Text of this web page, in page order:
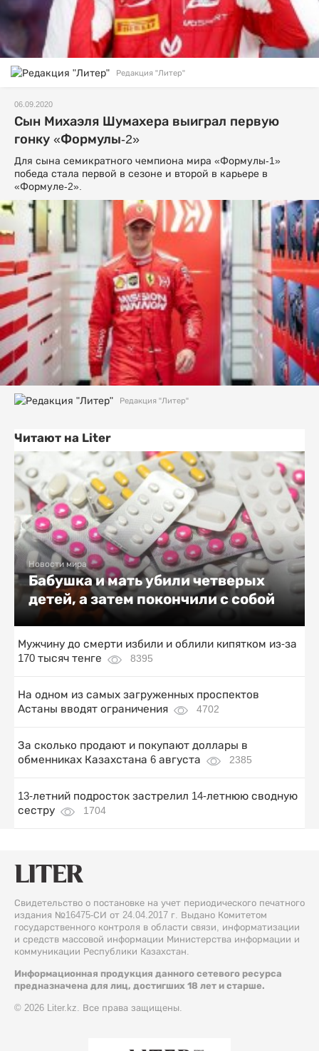
Редакция "Литер"
06.09.2020
Сын Михаэля Шумахера выиграл первую
гонку «Формулы-2»
Для сына семикратного чемпиона мира «Формулы-1»
победа стала первой в сезоне и второй в карьере в
«Формуле-2».
Редакция "Литер"
Читают на Liter
Новости мира
Бабушка и мать убили четверых
детей, а затем покончили с собой
Мужчину до смерти избили и облили кипятком из-за
170 тысяч тенге
8395
На одном из самых загруженных проспектов
Астаны вводят ограничения
4702
За сколько продают и покупают доллары в
обменниках Казахстана 6 августа
2385
13-летний подросток застрелил 14-летнюю сводную
сестру
1704
Свидетельство о постановке на учет периодического печатного
издания №16475-СИ от 24.04.2017 г. Выдано Комитетом
государственного контроля в области связи, информатизации
и средств массовой информации Министерства информации и
коммуникации Республики Казахстан.
Информационная продукция данного сетевого ресурса
предназначена для лиц, достигших 18 лет и старше.
© 2026 Liter.kz. Все права защищены.